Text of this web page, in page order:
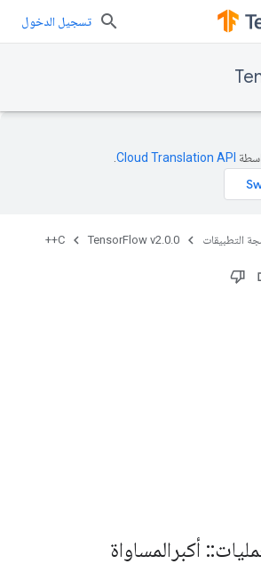
تسجيل الدخول
Cloud Translation API‏
التطبيقات TensorFlow v2.0.0
C++
:: أكبرالمساواة